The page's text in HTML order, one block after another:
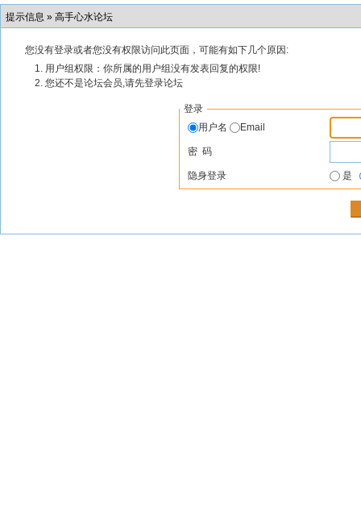
提示信息 » 高手心水论坛
您没有登录或者您没有权限访问此页面，可能有如下几个原因:
用户组权限：你所属的用户组没有发表回复的权限!
您还不是论坛会员,请先登录论坛
登录
用户名
Email
密 码
隐身登录 是